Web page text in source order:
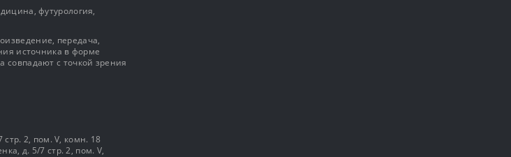
футурология,
передача,
источника в форме
совпадают с точкой зрения
2, пом. V, комн. 18
д. 5/7 стр. 2, пом. V,